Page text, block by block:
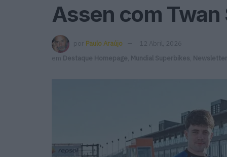
Assen com Twan
por Paulo Araújo
12 Abril, 2026
em
Destaque Homepage Mundial Superbikes